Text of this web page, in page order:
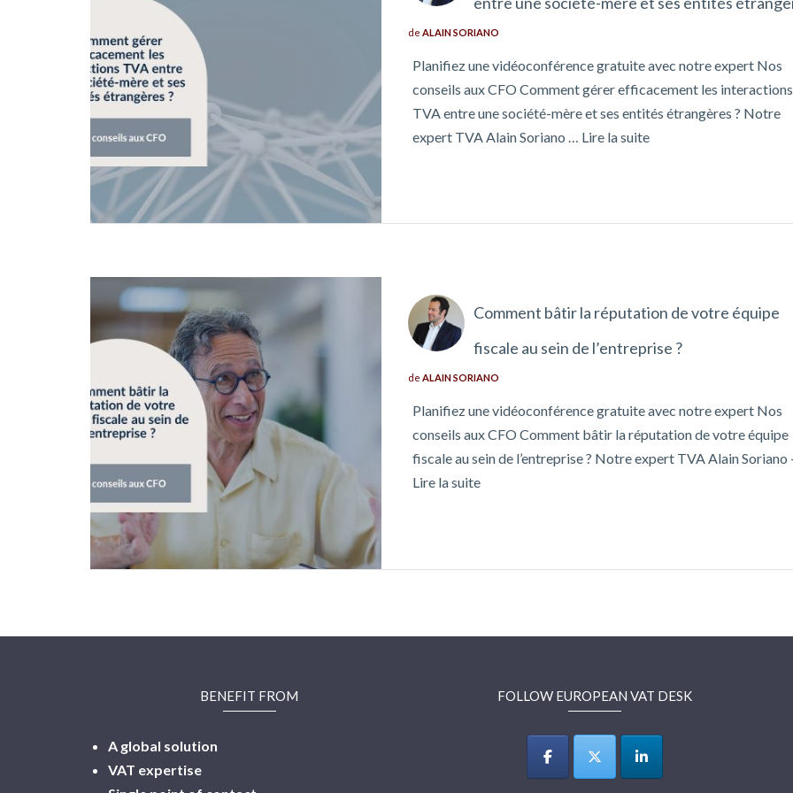
deALAIN SORIANO
Planifiez une vidéoconférence gratuite avec notre expert Nos
conseils aux CFO Comment gérer efficacement les interactions
TVA entre une société-mère et ses entités étrangères ? Notre
expert TVA Alain Soriano … Lire la suite
Comment bâtir la réputation de votre équipe
fiscale au sein de l’entreprise ?
deALAIN SORIANO
Planifiez une vidéoconférence gratuite avec notre expert Nos
conseils aux CFO Comment bâtir la réputation de votre équipe
fiscale au sein de l’entreprise ? Notre expert TVA Alain Soriano
Lire la suite
BENEFIT FROM
A global solution
VAT expertise
FOLLOW EUROPEAN VAT DESK